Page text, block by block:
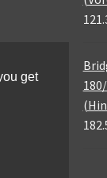
get